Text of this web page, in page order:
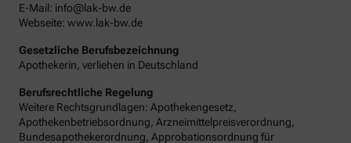
E-Mail: info@lak-bw.de
Webseite: www.lak-bw.de
Gesetzliche Berufsbezeichnung
Apothekerin, verliehen in Deutschland
Berufsrechtliche Regelung
Weitere Rechtsgrundlagen: Apothekengesetz,
Apothekenbetriebsordnung, Arzneimittelpreisverordnung,
Bundesapothekerordnung, Approbationsordnung für